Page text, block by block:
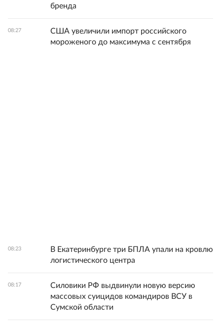
бренда
08:27
США увеличили импорт российского
мороженого до максимума с сентября
08:23
В Екатеринбурге три БПЛА упали на кровлю
логистического центра
08:17
Силовики РФ выдвинули новую версию
массовых суицидов командиров ВСУ в
Сумской области